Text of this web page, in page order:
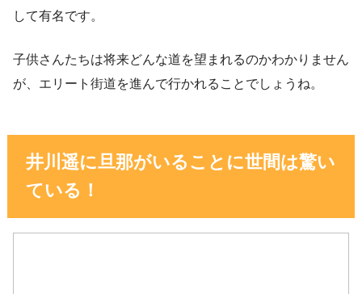
して有名です。
子供さんたちは将来どんな道を望まれるのかわかりません
が、エリート街道を進んで行かれることでしょうね。
井川遥に旦那がいることに世間は驚い
ている！